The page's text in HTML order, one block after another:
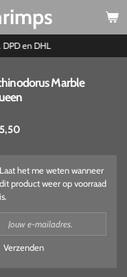
DPD en DHL
Marble
Laat het me weten wanneer
dit product weer op voorraad
is.
Verzenden